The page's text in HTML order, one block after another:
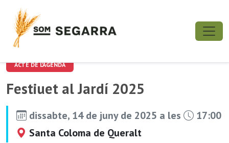
ACTE DE L'AGENDA
Festiuet al Jardí 2025
dissabte, 14 de juny de 2025 a les
17:00
Santa Coloma de Queralt